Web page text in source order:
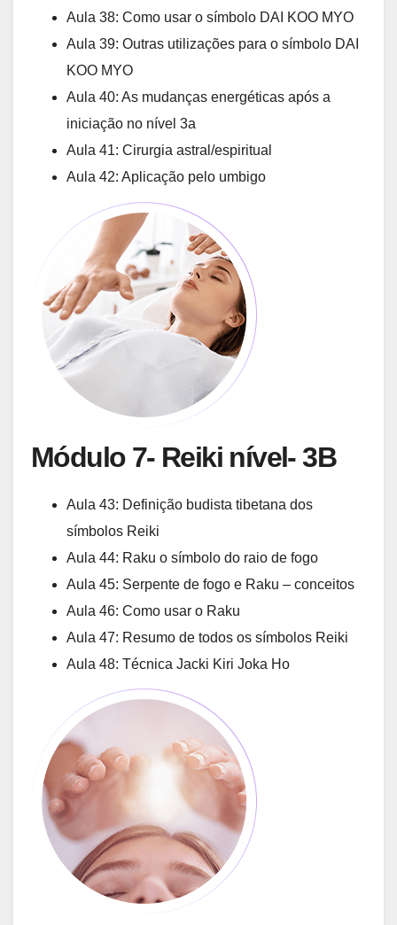
Aula 38: Como usar o símbolo DAI KOO MYO
Aula 39: Outras utilizações para o símbolo DAI
KOO MYO
Aula 40: As mudanças energéticas após a
iniciação no nível 3a
Aula 41: Cirurgia astral/espiritual
Aula 42: Aplicação pelo umbigo
Módulo 7- Reiki nível- 3B
Aula 43: Definição budista tibetana dos
símbolos Reiki
Aula 44: Raku o símbolo do raio de fogo
Aula 45: Serpente de fogo e Raku – conceitos
Aula 46: Como usar o Raku
Aula 47: Resumo de todos os símbolos Reiki
Aula 48: Técnica Jacki Kiri Joka Ho